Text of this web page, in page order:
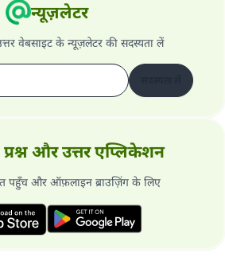
न्यूज़लेटर
वेबसाइट के न्यूज़लेटर की सदस्यता लें
और उत्तर एप्लिकेशन
पहुँच और ऑफ़लाइन ब्राउज़िंग के लिए